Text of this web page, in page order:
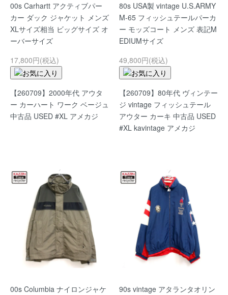
00s Carhartt アクティブパー
カー ダック ジャケット メンズ
XLサイズ相当 ビッグサイズ オ
ーバーサイズ
17,800円(税込)
【260709】2000年代 アウタ
ー カーハート ワーク ベージュ
中古品 USED #XL アメカジ
80s USA製 vintage U.S.ARMY
M-65 フィッシュテールパーカ
ー モッズコート メンズ 表記M
EDIUMサイズ
49,800円(税込)
【260709】80年代 ヴィンテー
ジ vintage フィッシュテール
アウター カーキ 中古品 USED
#XL kavintage アメカジ
00s Columbia ナイロンジャケ
90s vintage アタランタオリン